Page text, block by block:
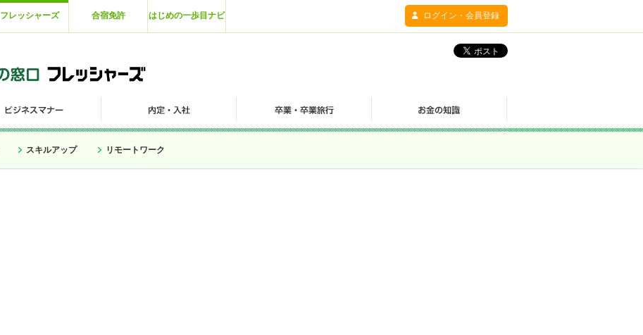
フレッシャーズ 合宿免許 はじめの一歩目ナビ ログイン・会員登録
スキルアップ リモートワーク